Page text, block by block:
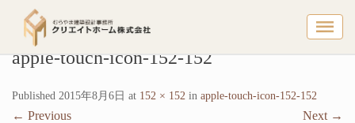
apple-
apple-touch-icon-152-152
Published 2015年8月6日 at 152 × 152 in apple-touch-icon-152-152
← Previous Next →